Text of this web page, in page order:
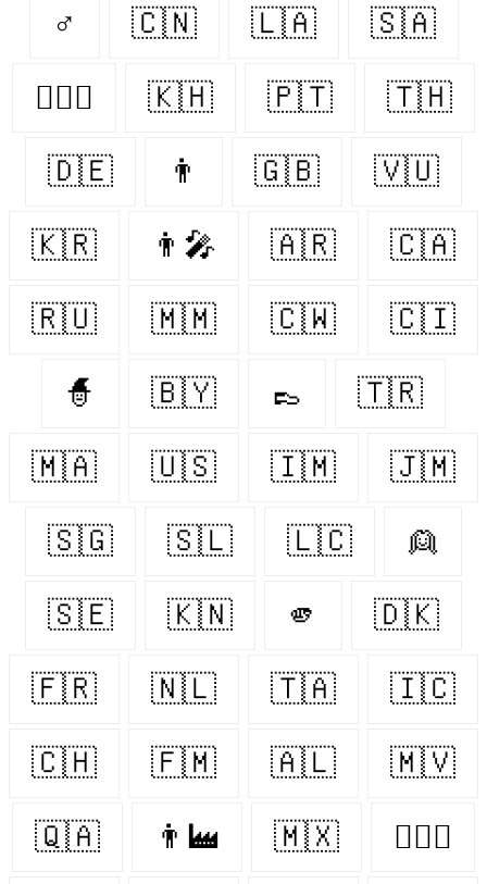
♂ 🇨🇳 🇱🇦 🇸🇦
👩‍❤️‍👨 🇰🇭 🇵🇹 🇹🇭
🇩🇪 👨 🇬🇧 🇻🇺
🇰🇷 👨‍🎤 🇦🇷 🇨🇦
🇷🇺 🇲🇲 🇨🇼 🇨🇮
🧙 🇧🇾 👞 🇹🇷
🇲🇦 🇺🇸 🇮🇲 🇯🇲
🇸🇬 🇸🇱 🇱🇨 👱
🇸🇪 🇰🇳 🫵 🇩🇰
🇫🇷 🇳🇱 🇹🇦 🇮🇨
🇨🇭 🇫🇲 🇦🇱 🇲🇻
🇶🇦 👨‍🏭 🇲🇽 👨‍❤️‍👨